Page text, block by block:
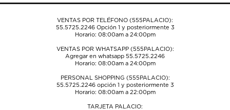
VENTAS POR TELÉFONO (555PALACIO):
55.5725.2246Opción 1 y posteriormente 3
Horario: 08:00am a 24:00pm
VENTAS POR WHATSAPP (555PALACIO):
Agregar en whatsapp 55.5725.2246
Horario: 08:00am a 24:00pm
PERSONAL SHOPPING (555PALACIO):
55.5725.2246opción 1 y posteriormente 3
Horario: 08:00am a 22:00pm
TARJETA PALACIO: